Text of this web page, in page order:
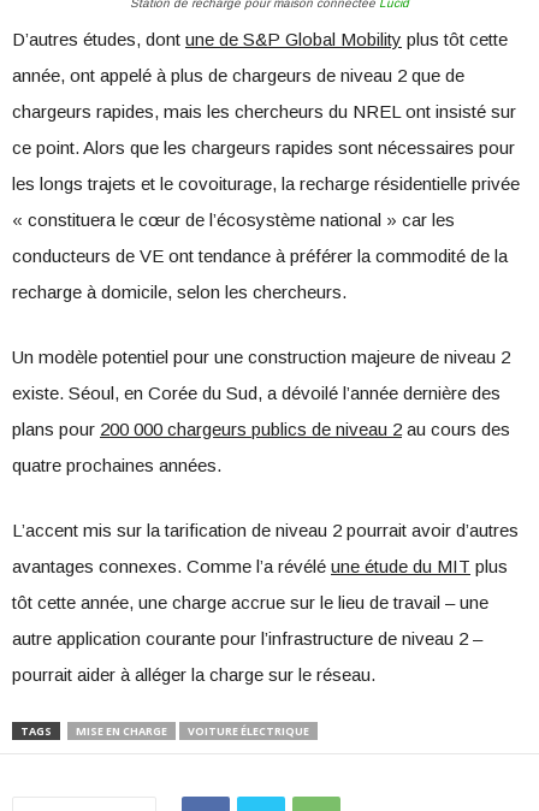
Station de recharge pour maison connectée Lucid
D’autres études, dont une de S&P Global Mobility plus tôt cette
année, ont appelé à plus de chargeurs de niveau 2 que de
chargeurs rapides, mais les chercheurs du NREL ont insisté sur
ce point. Alors que les chargeurs rapides sont nécessaires pour
les longs trajets et le covoiturage, la recharge résidentielle privée
« constituera le cœur de l’écosystème national » car les
conducteurs de VE ont tendance à préférer la commodité de la
recharge à domicile, selon les chercheurs.
Un modèle potentiel pour une construction majeure de niveau 2
existe. Séoul, en Corée du Sud, a dévoilé l’année dernière des
plans pour 200 000 chargeurs publics de niveau 2 au cours des
quatre prochaines années.
L’accent mis sur la tarification de niveau 2 pourrait avoir d’autres
avantages connexes. Comme l’a révélé une étude du MIT plus
tôt cette année, une charge accrue sur le lieu de travail – une
autre application courante pour l’infrastructure de niveau 2 –
pourrait aider à alléger la charge sur le réseau.
TAGS MISE EN CHARGE VOITURE ÉLECTRIQUE